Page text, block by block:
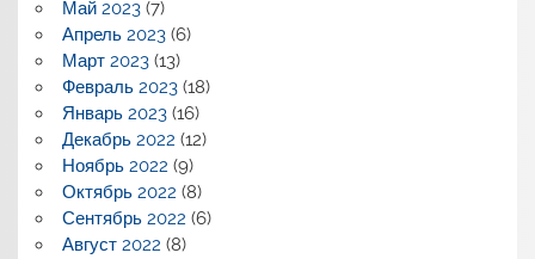
Май 2023(7)
Апрель 2023(6)
Март 2023(13)
Февраль 2023(18)
Январь 2023(16)
Декабрь 2022 (12)
Ноябрь 2022 (9)
Октябрь 2022 (8)
Сентябрь 2022 (6)
Август 2022 (8)